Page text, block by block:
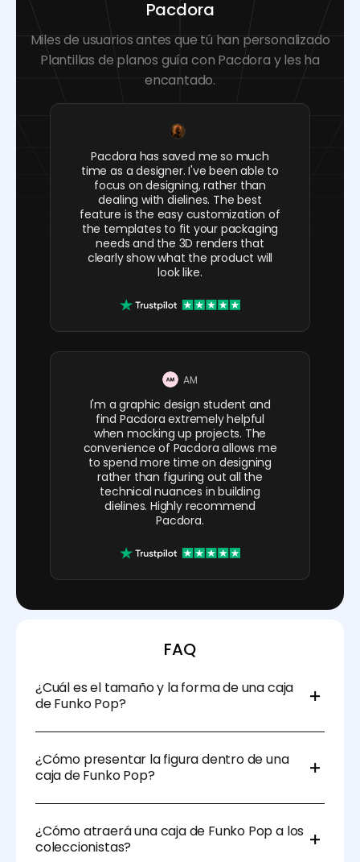
Pacdora
Miles de usuarios antes que tú han personalizado
Plantillas de planos guía con Pacdora y les ha
encantado.
Pacdora has saved me so much
time as a designer. I've been able to
focus on designing, rather than
dealing with dielines. The best
feature is the easy customization of
the templates to fit your packaging
needs and the 3D renders that
clearly show what the product will
look like.
AM
I'm a graphic design student and
find Pacdora extremely helpful
when mocking up projects. The
convenience of Pacdora allows me
to spend more time on designing
rather than figuring out all the
technical nuances in building
dielines. Highly recommend
Pacdora.
FAQ
¿Cuál es el tamaño y la forma de una caja
de Funko Pop?
3,5" x 4,5" x 6,25" pulgadas. Se pueden hacer ajustes
para accesorios de gran tamaño, como telarañas o
poses dinámicas.
¿Cómo presentar la figura dentro de una
caja de Funko Pop?
centrada, claramente visible desde la parte frontal,
con los accesorios destacados. Asegúrate de que el
packaging obstruya lo mínimo posible para ofrecer
¿Cómo atraerá una caja de Funko Pop a los
coleccionistas?